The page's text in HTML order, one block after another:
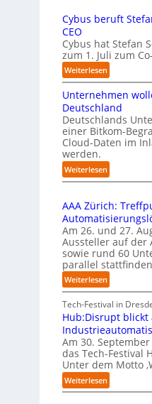
e
n
v
i
l
e
b
l
d
g
s
t
e
l
l
e
b
u
d
i
e
I
p
l
e
m
e
n
t
i
r
u
n
g
a
n
“
-
o
m
m
i
i
o
n
t
a
e
t
B
i
e
t
e
r
v
e
r
f
a
h
r
e
Cybus beruft
CEO
Cybus hat Stefan
zum 1. Juli zum
Weiterlesen:
C
y
b
u
s
b
r
u
t
S
t
e
f
a
n
S
h
w
a
b
z
u
m
C
Unternehmen
Deutschland
Deutschlands
einer Bitkom-
Cloud-Daten im
werden.
Weiterlesen:
U
t
e
r
n
e
h
m
e
n
w
o
e
n
R
AAA Zürich:
Am 26. und 27.
Aussteller auf der
sowie rund 60
parallel
Weiterlesen:
A
A
A
Z
ü
r
i
c
h
Tech-Festival in
Hub:Disrupt
Am 30.
das Tech-Festival
Unter dem Motto
Weiterlesen:
H